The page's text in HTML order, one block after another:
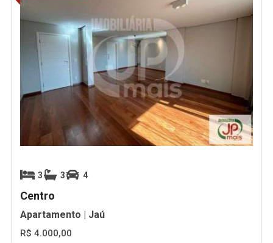
3 3 4
Centro
Apartamento | Jaú
R$ 4.000,00